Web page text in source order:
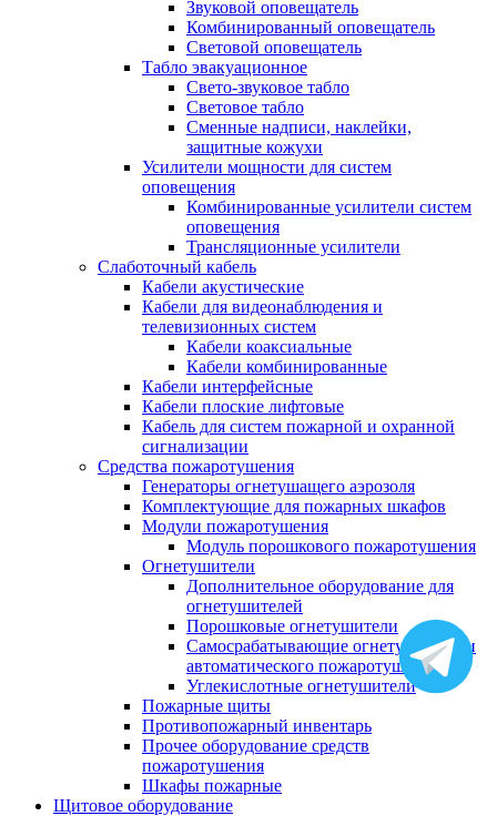
Звуковой оповещатель
Комбинированный оповещатель
Световой оповещатель
Табло эвакуационное
Свето-звуковое табло
Световое табло
Сменные надписи, наклейки,
защитные кожухи
Усилители мощности для систем
оповещения
Комбинированные усилители систем
оповещения
Трансляционные усилители
Слаботочный кабель
Кабели акустические
Кабели для видеонаблюдения и
телевизионных систем
Кабели коаксиальные
Кабели комбинированные
Кабели интерфейсные
Кабели плоские лифтовые
Кабель для систем пожарной и охранной
сигнализации
Средства пожаротушения
Генераторы огнетушащего аэрозоля
Комплектующие для пожарных шкафов
Модули пожаротушения
Модуль порошкового пожаротушения
Огнетушители
Дополнительное оборудование для
огнетушителей
Порошковые огнетушители
Самосрабатывающие огнетушители и
автоматического пожаротушения
Углекислотные огнетушители
Пожарные щиты
Противопожарный инвентарь
Прочее оборудование средств
пожаротушения
Шкафы пожарные
Щитовое оборудование